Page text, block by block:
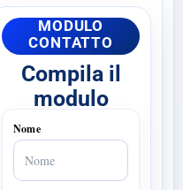
MODULO
CONTATTO
Compila il
modulo
Nome